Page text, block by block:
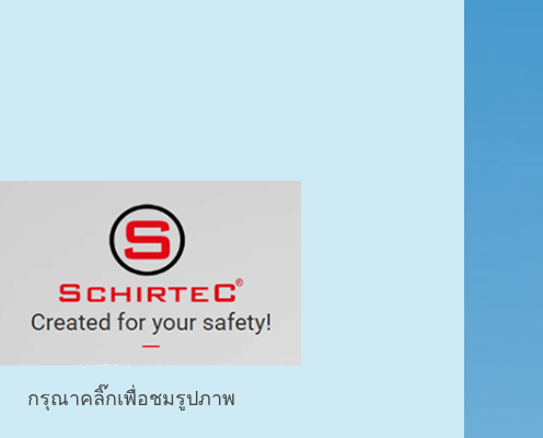
พื่อชมรูปภาพ